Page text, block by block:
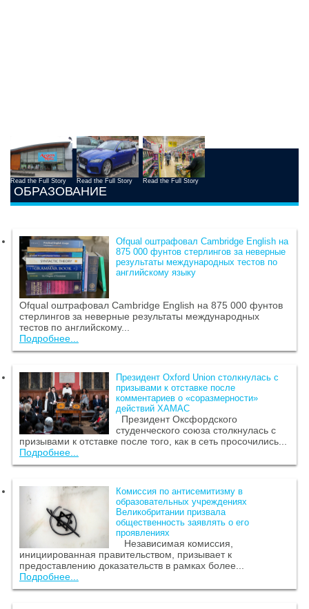
Read the Full Story Read the Full Story Read the Full Story
ОБРАЗОВАНИЕ
Ofqual оштрафовал Cambridge English на
875 000 фунтов стерлингов за неверные
результаты международных тестов по
английскому языку
Ofqual оштрафовал Cambridge English на 875 000 фунтов
стерлингов за неверные результаты международных
тестов по английскому...
Подробнее...
Президент Oxford Union столкнулась с
призывами к отставке после
комментариев о «соразмерности»
действий ХАМАС
Президент Оксфордского
студенческого союза столкнулась с
призывами к отставке после того, как в сеть просочились...
Подробнее...
Комиссия по антисемитизму в
образовательных учреждениях
Великобритании призвала
общественность заявлять о его
проявлениях
Независимая комиссия,
инициированная правительством, призывает к
предоставлению доказательств в рамках более...
Подробнее...